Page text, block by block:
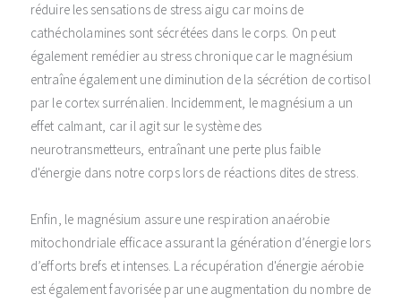
réduire les sensations de stress aigu car moins de
cathécholamines sont sécrétées dans le corps. On peut
également remédier au stress chronique car le magnésium
entraîne également une diminution de la sécrétion de cortisol
par le cortex surrénalien. Incidemment, le magnésium a un
effet calmant, car il agit sur le système des
neurotransmetteurs, entraînant une perte plus faible
d'énergie dans notre corps lors de réactions dites de stress.
Enfin, le magnésium assure une respiration anaérobie
mitochondriale efficace assurant la génération d’énergie lors
d’efforts brefs et intenses. La récupération d'énergie aérobie
est également favorisée par une augmentation du nombre de